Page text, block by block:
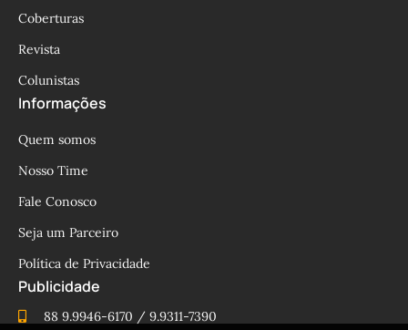
Coberturas
Revista
Colunistas
Informações
Quem somos
Nosso Time
Fale Conosco
Seja um Parceiro
Política de Privacidade
Publicidade
88 9.9946-6170 / 9.9311-7390